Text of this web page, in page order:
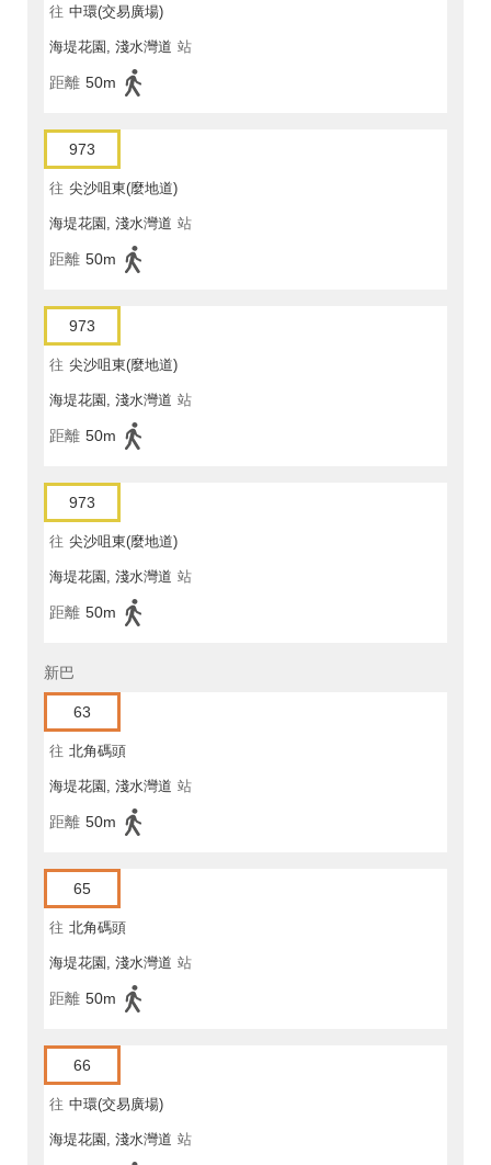
往 中環(交易廣場)
海堤花園, 淺水灣道 站
距離 50m
973
往 尖沙咀東(麼地道)
海堤花園, 淺水灣道 站
距離 50m
973
往 尖沙咀東(麼地道)
海堤花園, 淺水灣道 站
距離 50m
973
往 尖沙咀東(麼地道)
海堤花園, 淺水灣道 站
距離 50m
新巴
63
往 北角碼頭
海堤花園, 淺水灣道 站
距離 50m
65
往 北角碼頭
海堤花園, 淺水灣道 站
距離 50m
66
往 中環(交易廣場)
海堤花園, 淺水灣道 站